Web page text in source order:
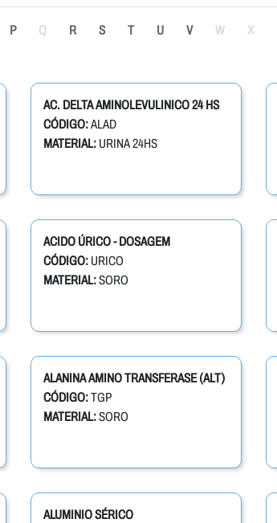
P Q R S T U V W X
AC. DELTA AMINOLEVULINICO 24 HS
CÓDIGO:ALAD
MATERIAL: URINA 24HS
ACIDO ÚRICO - DOSAGEM
CÓDIGO: URICO
MATERIAL:SORO
ALANINA AMINO TRANSFERASE (ALT)
CÓDIGO:TGP
MATERIAL:SORO
ALUMINIO SÉRICO